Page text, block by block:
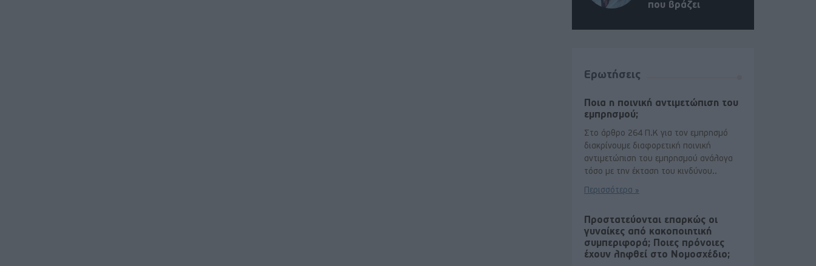
που βράζει
Ερωτήσεις
Ποια η ποινική αντιμετώπιση του
εμπρησμού;
Στο άρθρο 264 Π.Κ για τον εμπρησμό
διακρίνουμε διαφορετική ποινική
αντιμετώπιση του εμπρησμού ανάλογα
τόσο με την έκταση του κινδύνου..
Περισσότερα »
Προστατεύονται επαρκώς οι
γυναίκες από κακοποιητική
συμπεριφορά; Ποιες πρόνοιες
έχουν ληφθεί στο Νομοσχέδιο;